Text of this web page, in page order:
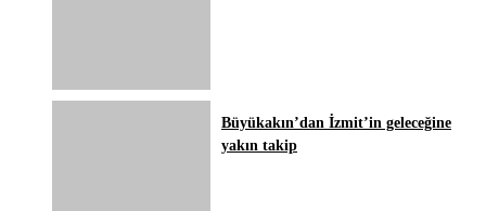
Büyükakın’dan İzmit’in geleceğine
yakın takip